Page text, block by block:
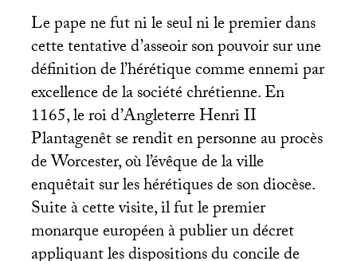
Le pape ne fut ni le seul ni le premier dans
cette tentative d’asseoir son pouvoir sur une
définition de l’hérétique comme ennemi par
excellence de la société chrétienne. En
1165, le roi d’Angleterre HenriII
Plantagenêt se rendit en personne au procès
de Worcester, où l’évêque de la ville
enquêtait sur les hérétiques de son diocèse.
Suite à cette visite, il fut le premier
monarque européen à publier un décret